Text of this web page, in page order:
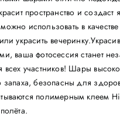
пространство и создаст
использовать в
украсить
ваша фотосессия станет
участников! Шары
запаха, безопасны для
полимерным клеем